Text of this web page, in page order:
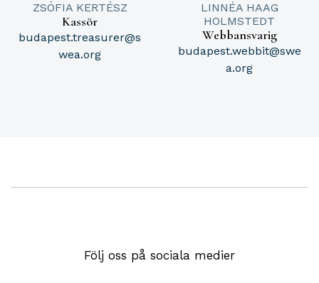
ZSÓFIA KERTÉSZ
Kassör
budapest.treasurer@s
wea.org
LINNÉA HAAG
HOLMSTEDT
Webbansvarig
budapest.webbit@swe
a.org
Följ oss på sociala medier